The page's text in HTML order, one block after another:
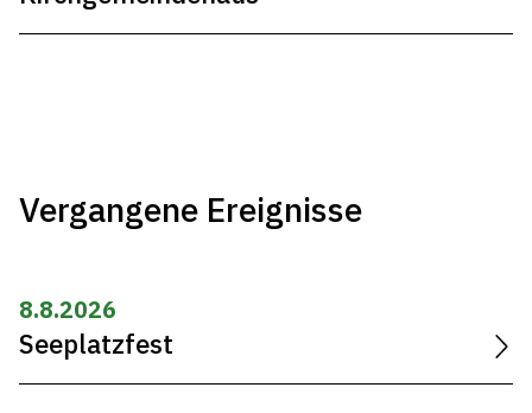
Vergangene Ereignisse
8.8.2026
Seeplatzfest